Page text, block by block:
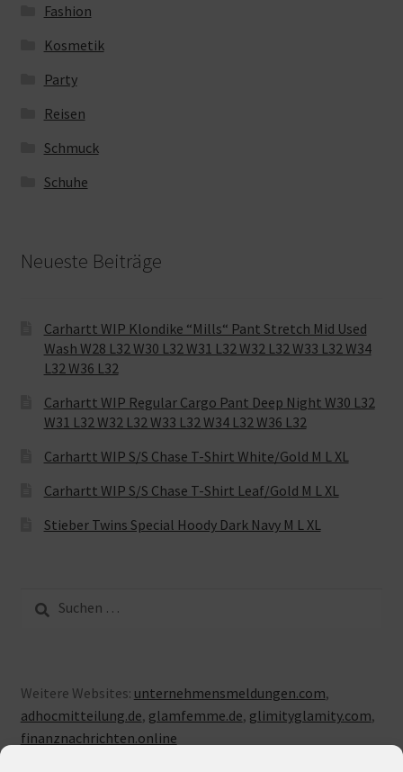
Fashion
Kosmetik
Party
Reisen
Schmuck
Schuhe
Neueste Beiträge
Carhartt WIP Klondike “Mills“ Pant Stretch Mid Used
Wash W28 L32 W30 L32 W31 L32 W32 L32 W33 L32 W34
L32 W36 L32
Carhartt WIP Regular Cargo Pant Deep Night W30 L32
W31 L32 W32 L32 W33 L32 W34 L32 W36 L32
Carhartt WIP S/S Chase T-Shirt White/Gold M L XL
Carhartt WIP S/S Chase T-Shirt Leaf/Gold M L XL
Stieber Twins Special Hoody Dark Navy M L XL
nach:
Weitere Websites: unternehmensmeldungen.com,
adhocmitteilung.de, glamfemme.de, glimityglamity.com,
finanznachrichten.online